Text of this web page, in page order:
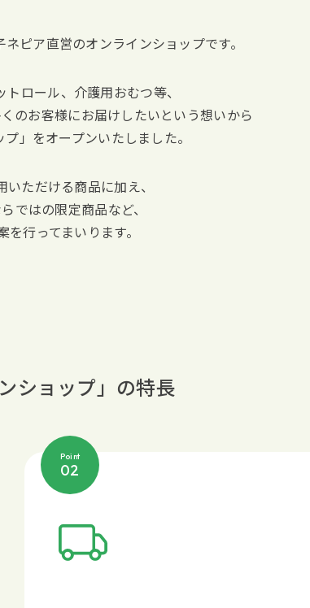
ピア直営のオンラインショップです。
ロール、介護用おむつ等、
のお客様にお届けしたいという想いから
」をオープンいたしました。
ただける商品に加え、
ではの限定商品など、
行ってまいります。
ショップ」の特長
Point
02